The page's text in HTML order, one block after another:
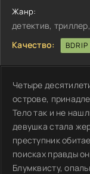
Жанр:
детектив,
Качество:
BDRIP
Четыре
острове,
Тело так и не
девушка стала
преступник
поисках правды
Блумквисту,